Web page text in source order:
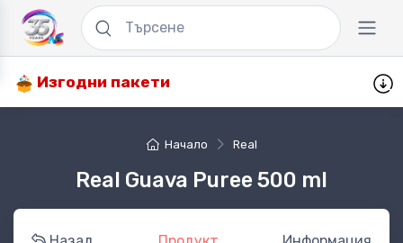
Изгодни пакети
Начало Real
Real Guava Puree 500 ml